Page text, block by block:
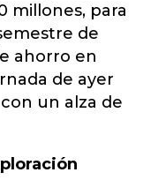
millones, para
de
ahorro en
de ayer
un alza de